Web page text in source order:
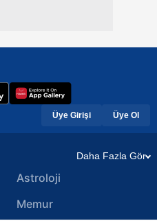
Üye Girişi Üye Ol
Daha Fazla Gör
Astroloji
Memur